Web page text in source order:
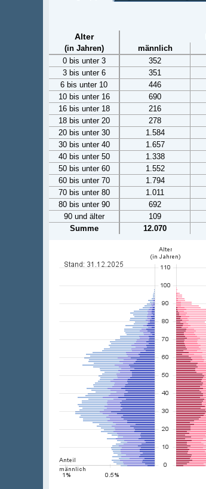
Alter
(in Jahren) männlich
0 bis unter 3
352
3 bis unter 6
351
6 bis unter 10
446
10 bis unter 16
690
16 bis unter 18
216
18 bis unter 20
278
20 bis unter 30
1.584
30 bis unter 40
1.657
40 bis unter 50
1.338
50 bis unter 60
1.552
60 bis unter 70
1.794
70 bis unter 80
1.011
80 bis unter 90
692
90 und älter
109
Summe
12.070